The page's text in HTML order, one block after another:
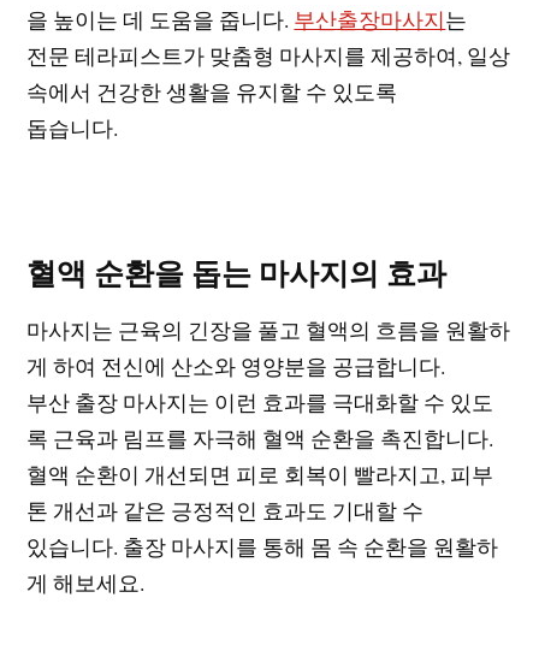
을 높이는 데 도움을 줍니다. 부산출장마사지는
전문 테라피스트가 맞춤형 마사지를 제공하여, 일상
속에서 건강한 생활을 유지할 수 있도록
돕습니다.
혈액 순환을 돕는 마사지의 효과
마사지는 근육의 긴장을 풀고 혈액의 흐름을 원활하
게 하여 전신에 산소와 영양분을 공급합니다.
부산 출장 마사지는 이런 효과를 극대화할 수 있도
록 근육과 림프를 자극해 혈액 순환을 촉진합니다.
혈액 순환이 개선되면 피로 회복이 빨라지고, 피부
톤 개선과 같은 긍정적인 효과도 기대할 수
있습니다. 출장 마사지를 통해 몸 속 순환을 원활하
게 해보세요.